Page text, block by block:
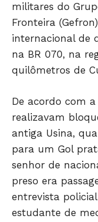
militares do
Fronteira
internacional de
na BR 070, na
quilômetros de
De acordo com
realizavam
antiga Usina,
para um Gol
senhor de
preso era
entrevista
estudante de